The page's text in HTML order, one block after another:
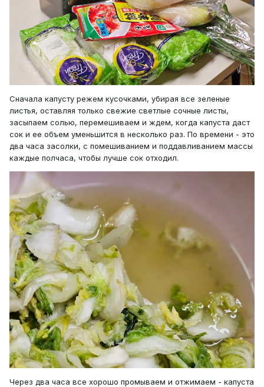
Сначала капусту режем кусочками, убирая все зеленые
листья, оставляя только свежие светлые сочные листы,
засыпаем солью, перемешиваем и ждем, когда капуста даст
сок и ее объем уменьшится в несколько раз. По времени - это
два часа засолки, с помешиванием и поддавливанием массы
каждые полчаса, чтобы лучше сок отходил.
Через два часа все хорошо промываем и отжимаем - капуста